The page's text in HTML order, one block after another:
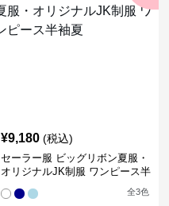
¥9,180 (税込)
セーラー服 ビッグリボン夏服・
オリジナルJK制服 ワンピース半
全3色